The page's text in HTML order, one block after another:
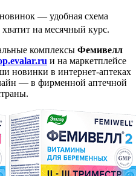
— удобная схема
на месячный курс.
комплексы Фемивелл
и на маркетплейсе
новинки в интернет-аптеках
— в фирменной аптечной